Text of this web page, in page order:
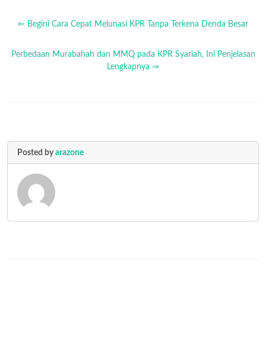
⇐ Begini Cara Cepat Melunasi KPR Tanpa Terkena Denda Besar
Perbedaan Murabahah dan MMQ pada KPR Syariah, Ini Penjelasan
Lengkapnya ⇒
Posted byarazone